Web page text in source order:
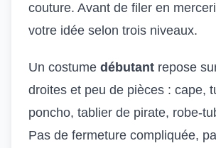
couture. Avant de filer en
votre idée selon trois niveaux.
Un costume débutant repose
droites et peu de pièces : cape,
poncho, tablier de pirate, robe-
Pas de fermeture compliquée,